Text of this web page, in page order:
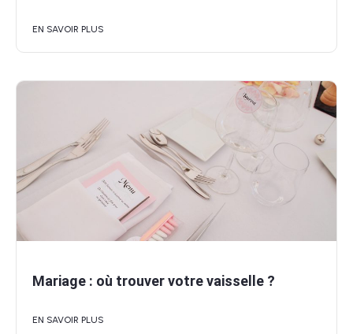
EN SAVOIR PLUS
Mariage : où trouver votre vaisselle ?
EN SAVOIR PLUS